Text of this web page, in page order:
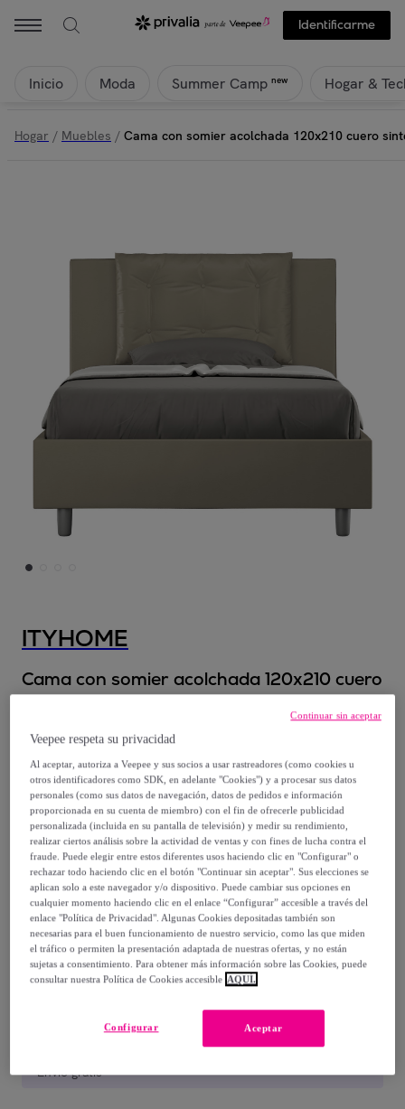
Identificarme
Inicio Moda Summer Camp new Hogar &
Hogar / Muebles / Cama con somier acolchada 120x210 cuero
ITYHOME
Cama con somier acolchada 120x210 cuero
sintético capuchino Annalisa
Cama con somier acolchada
120x210 cuero sintético capuchino Annalisa
1013,00 €
1523,00 €
-33%
Vendido porITAMOBY – your furniture business partner
Último producto
Entrega
Envío gratis
Veepee respeta su privacidad
Al aceptar, autoriza a Veepee y sus socios a usar rastreadores (como cookies u
otros identificadores como SDK, en adelante "Cookies") y a procesar sus datos
personales (como sus datos de navegación, datos de pedidos e información
proporcionada en su cuenta de miembro) con el fin de ofrecerle publicidad
personalizada (incluida en su pantalla de televisión) y medir su rendimiento,
realizar ciertos análisis sobre la actividad de ventas y con fines de lucha contra el
fraude. Puede elegir entre estos diferentes usos haciendo clic en "Configurar" o
rechazar todo haciendo clic en el botón "Continuar sin aceptar". Sus elecciones se
aplican solo a este navegador y/o dispositivo. Puede cambiar sus opciones en
cualquier momento haciendo clic en el enlace “Configurar” accesible a través del
enlace "Política de Privacidad". Algunas Cookies depositadas también son
necesarias para el buen funcionamiento de nuestro servicio, como las que miden
el tráfico o permiten la presentación adaptada de nuestras ofertas, y no están
sujetas a consentimiento. Para obtener más información sobre las Cookies, puede
consultar nuestra Política de Cookies accesible AQUÍ.
Aceptar
Configurar
Continuar sin aceptar